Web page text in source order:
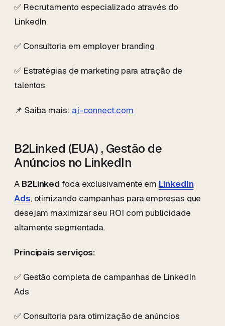
✅ Recrutamento especializado através do
LinkedIn
✅ Consultoria em employer branding
✅ Estratégias de marketing para atração de
talentos
📌 Saiba mais: aj-connect.com
B2Linked (EUA) , Gestão de
Anúncios no LinkedIn
A B2Linked foca exclusivamente em LinkedIn
Ads, otimizando campanhas para empresas que
desejam maximizar seu ROI com publicidade
altamente segmentada.
Principais serviços:
✅ Gestão completa de campanhas de LinkedIn
Ads
✅ Consultoria para otimização de anúncios